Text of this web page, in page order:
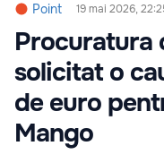
Point 19 mai 2026,
Procuratura
solicitat o
de euro
Mango